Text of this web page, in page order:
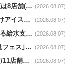
イオン九州news｜熊本地震による休業､時間変更は8店舗(8/7時点) (2026.08.07)
青山商事news｜6時間冷たさが持続｢ビジネス向けアイスベスト｣発売 (2026.08.07)
ローソンnews｜｢熊本地震｣/店舗への散水車による給水支援を開始 (2026.08.07)
JR東日本news｜人気商品がお値段そのまま｢増量フェス｣8/18から開催 (2026.08.07)
アルペンnews｜年商2859億円6.4％増も経常減益/11店舗出店､4店閉鎖 (2026.08.07)